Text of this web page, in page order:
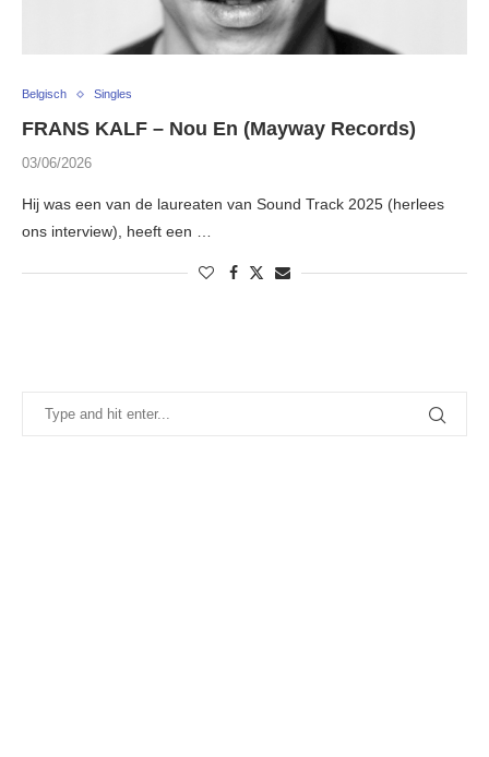
Belgisch Singles
FRANS KALF – Nou En (Mayway Records)
03/06/2026
Hij was een van de laureaten van Sound Track 2025 (herlees
ons interview), heeft een …